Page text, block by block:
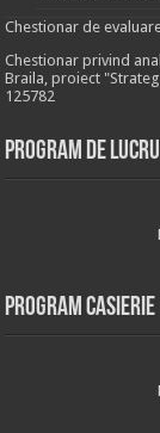
Chestionar de
Chestionar privind
Braila, proiect
125782
Program de
Program casierie